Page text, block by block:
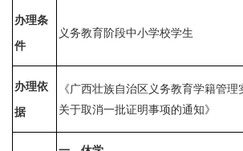
办理条
件
义务教育阶段中小学校学生
办理依
据
《广西壮族自治区义务教育学籍管
关于取消一批证明事项的通知》